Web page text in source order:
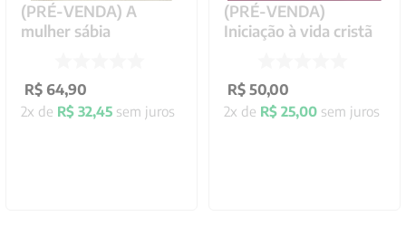
(PRÉ-VENDA) A
mulher sábia
R$ 64,90
2x de R$ 32,45 sem juros
(PRÉ-VENDA)
Iniciação à vida cristã
R$ 50,00
2x de R$ 25,00 sem juros